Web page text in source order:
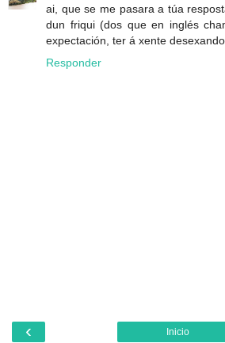
ai, que se me pasara a túa
dun friqui (dos que en inglés
expectación, ter á xente
Responder
‹ Inicio